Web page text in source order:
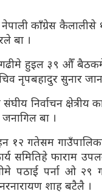
नेपाली काँग्रेस
बा ।
हुइल ३९ औँ बैठकमे
नृपबहादुर सुनार
संघीय निर्वाचन
बा ।
१२ गतेसम
समितिहे फाराम
पठाई पर्ना ओ २९
शाह बटैलै ।